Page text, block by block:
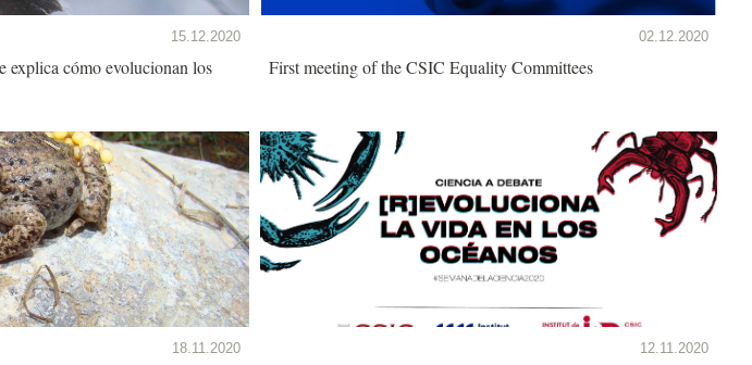
15.12.2020
explica cómo evolucionan los
02.12.2020
First meeting of the CSIC Equality Committees
18.11.2020 12.11.2020